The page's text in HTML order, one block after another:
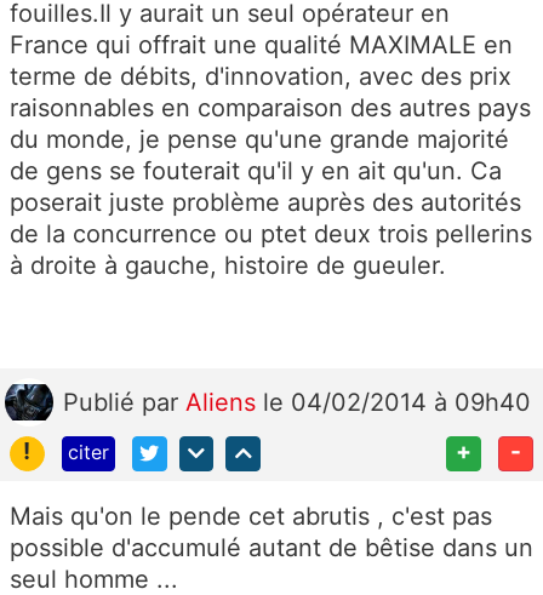
fouilles.Il y aurait un seul opérateur en
France qui offrait une qualité MAXIMALE en
terme de débits, d'innovation, avec des prix
raisonnables en comparaison des autres pays
du monde, je pense qu'une grande majorité
de gens se fouterait qu'il y en ait qu'un. Ca
poserait juste problème auprès des autorités
de la concurrence ou ptet deux trois pellerins
à droite à gauche, histoire de gueuler.
Publié par Aliens le 04/02/2014 à 09h40
!
citer + -
Mais qu'on le pende cet abrutis , c'est pas
possible d'accumulé autant de bêtise dans un
seul homme ...